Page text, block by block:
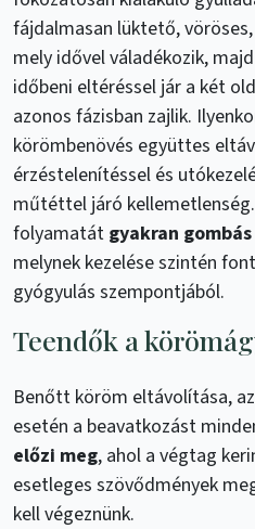
fájdalmasan lüktető,
mely idővel váladékozik,
időbeni eltéréssel jár a két
azonos fázisban zajlik.
körömbenövés együttes
érzéstelenítéssel és
műtéttel járó
folyamatát gyakran
melynek kezelése szintén
gyógyulás szempontjából.
Teendők a
Benőtt köröm eltávolítása,
esetén a beavatkozást
előzi meg, ahol a végtag
esetleges szövődmények
kell végeznünk.